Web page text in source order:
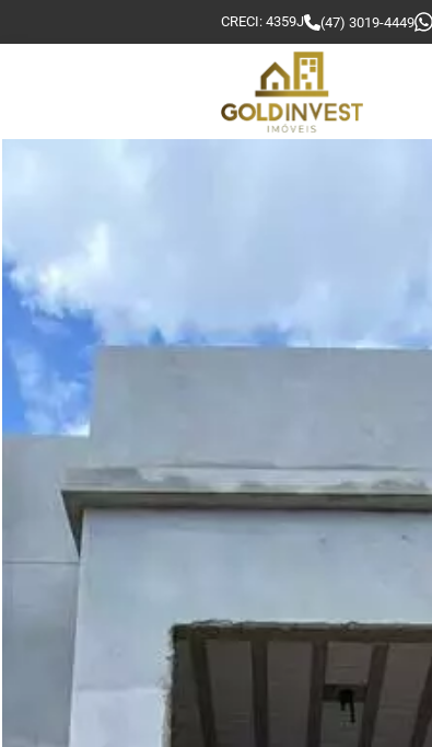
CRECI: 4359J (47) 3019-4449